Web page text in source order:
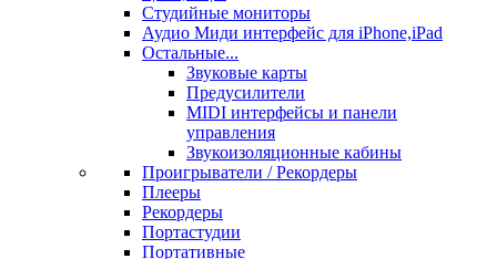
Студийные мониторы
Аудио Миди интерфейс для iPhone,iPad
Остальные...
Звуковые карты
Предусилители
MIDI интерфейсы и панели
управления
Звукоизоляционные кабины
Проигрыватели / Рекордеры
Плееры
Рекордеры
Портастудии
Портативные